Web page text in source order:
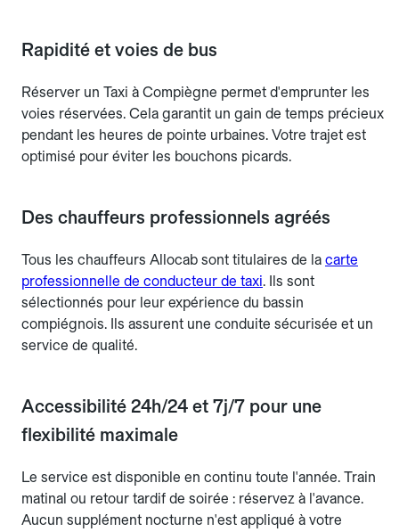
Rapidité et voies de bus
Réserver un Taxi à Compiègne permet d'emprunter les
voies réservées. Cela garantit un gain de temps précieux
pendant les heures de pointe urbaines. Votre trajet est
optimisé pour éviter les bouchons picards.
Des chauffeurs professionnels agréés
Tous les chauffeurs Allocab sont titulaires de la carte
professionnelle de conducteur de taxi. Ils sont
sélectionnés pour leur expérience du bassin
compiégnois. Ils assurent une conduite sécurisée et un
service de qualité.
Accessibilité 24h/24 et 7j/7 pour une
flexibilité maximale
Le service est disponible en continu toute l'année. Train
matinal ou retour tardif de soirée : réservez à l'avance.
Aucun supplément nocturne n'est appliqué à votre